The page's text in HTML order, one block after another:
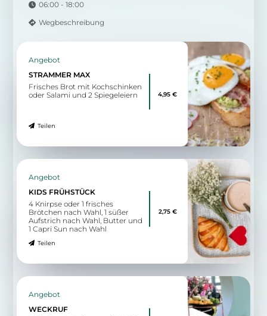
06:00 - 18:00
Wegbeschreibung
Angebot
STRAMMER MAX
Frisches Brot mit Kochschinken
oder Salami und 2 Spiegeleiern
Teilen
4,95 €
Angebot
KIDS FRÜHSTÜCK
4 Knirpse oder 1 frisches
Brötchen nach Wahl, 1 süßer
Aufstrich nach Wahl, Butter und
1 Capri Sun nach Wahl
Teilen
2,75 €
Angebot
WECKRUF